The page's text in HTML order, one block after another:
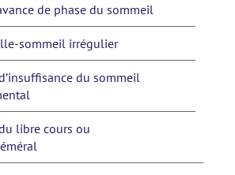
de phase du sommeil
sommeil irrégulier
du sommeil
libre cours ou